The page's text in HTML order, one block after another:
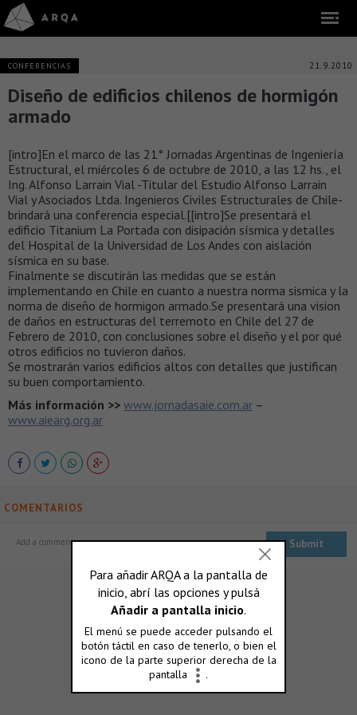
CONFERENCIAS 21.9.2010
Diseño de edificios chilenos de hormigón
armado
[intro]En el marco de las 21° Jornadas Argentinas de Ingeniería
Estructural, el miércoles 6 de octubre de 2010, a las 12 hs., el
Ing. Alfonso Larrain Vial -Titular del Estudio Alfonso Larrain
Vial y Asociados Ltda. Ingenieros Civiles Estructurales de Chile-
brindará una conferencia especial.[[intro]Se presentará el
edificio Titanium La Portada con disipación sísmica y detalles
del Hospital de la Universidad de Los Andes con aislación
sísmica en su base.
Finalmente se discutirán las medidas que se están
implementando en Chile en cuanto a nuestra norma sismica y la
norma de diseño de hormigon armado.Se presentará una vision
de daños en estructuras del terremoto en Chile del 27 de
Febrero de 2010, con conclusiones sobre el diseño y el por qué
otros edificios no tuvieron daños.
Se mostrarán varios edificios altos con detalles que justifican
su buen comportamiento.
Más información >> www.jornadasaie.com.ar –
www.aiearg.org.ar
COMENTARIOS